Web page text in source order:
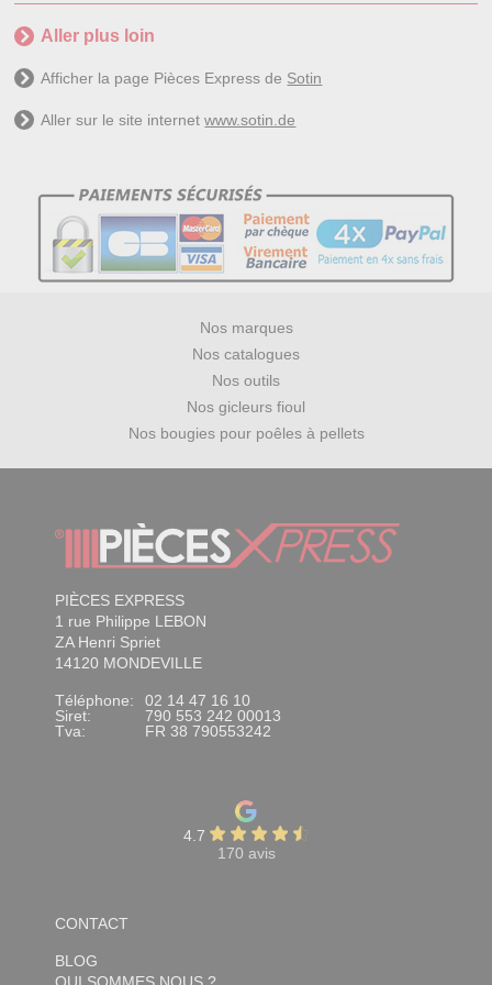
Aller plus loin
Afficher la page Pièces Express de Sotin
Aller sur le site internetwww.sotin.de
Nos marques
Nos catalogues
Nos outils
Nos gicleurs fioul
Nos bougies pour poêles à pellets
PIÈCES EXPRESS
1 rue Philippe LEBON
ZA Henri Spriet
14120 MONDEVILLE
Téléphone:
02 14 47 16 10
Siret:
790 553 242 00013
Tva:
FR 38 790553242
4.7
170 avis
CONTACT
BLOG